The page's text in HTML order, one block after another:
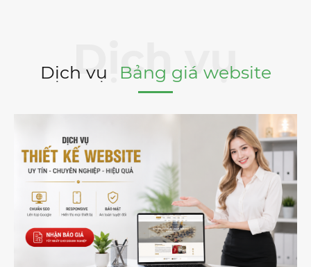
Dịch vụ Bảng giá website